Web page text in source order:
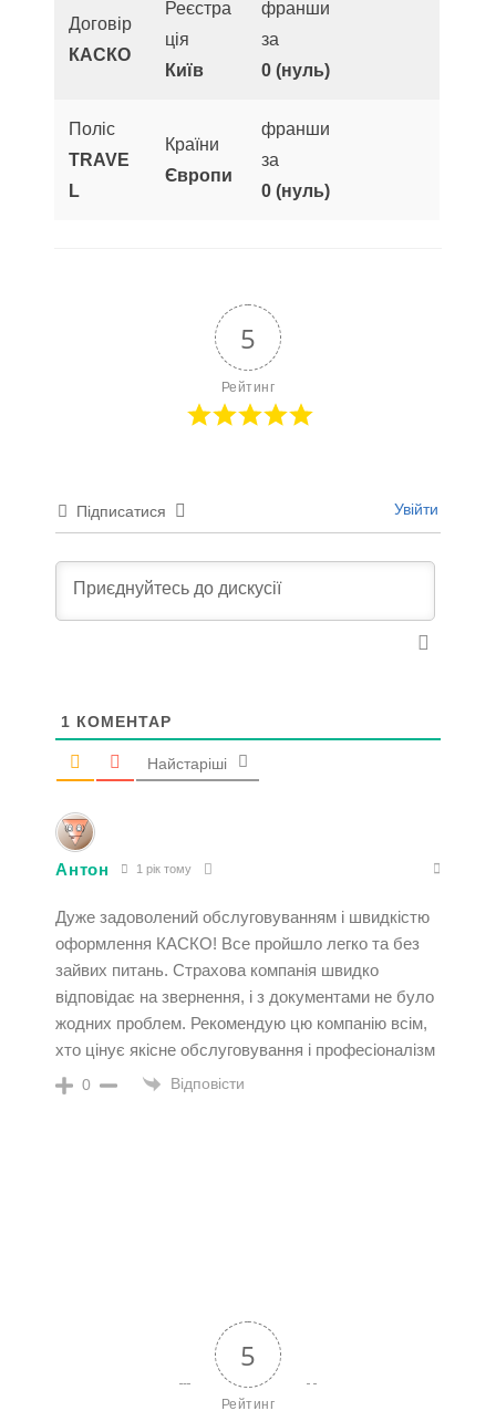
Договір
КАСКО
Реєстра
ція
Київ
франши
за
0 (нуль)
Поліс
TRAVE
L
Країни
Європи
франши
за
0 (нуль)
5
Рейтинг
Підписатися Увійти
1 КОМЕНТАР
Найстаріші
Антон 1 рік тому
Дуже задоволений обслуговуванням і швидкістю
оформлення КАСКО! Все пройшло легко та без
зайвих питань. Страхова компанія швидко
відповідає на звернення, і з документами не було
жодних проблем. Рекомендую цю компанію всім,
хто цінує якісне обслуговування і професіоналізм
0 Відповісти
5
Рейтинг